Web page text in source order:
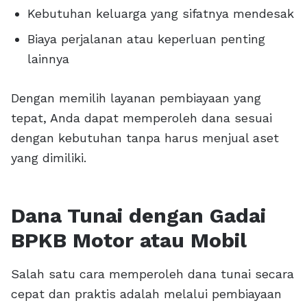
Kebutuhan keluarga yang sifatnya mendesak
Biaya perjalanan atau keperluan penting
lainnya
Dengan memilih layanan pembiayaan yang
tepat, Anda dapat memperoleh dana sesuai
dengan kebutuhan tanpa harus menjual aset
yang dimiliki.
Dana Tunai dengan Gadai
BPKB Motor atau Mobil
Salah satu cara memperoleh dana tunai secara
cepat dan praktis adalah melalui pembiayaan